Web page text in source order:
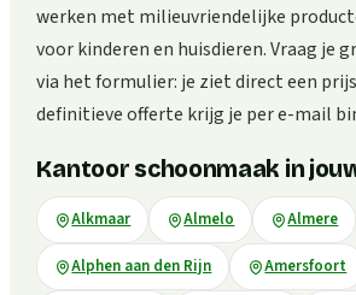
werken met milieuvriendelijke
voor kinderen en huisdieren. Vraag je
via het formulier: je ziet direct een
definitieve offerte krijg je per e-mail
Kantoor schoonmaak in
Alkmaar Almelo Almere
Alphen aan den Rijn Amersfoort